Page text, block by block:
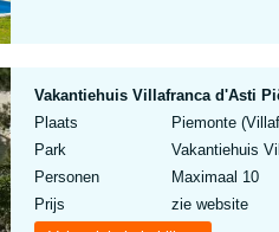
Vakantiehuis Villafranca d'Asti
Plaats
Piemonte
Park
Vakantiehuis
Personen
Maximaal 10
Prijs
zie website